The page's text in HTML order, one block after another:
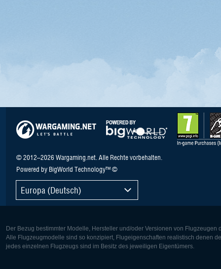
© 2012–2026 Wargaming.net. Alle Rechte vorbehalten.
Powered by BigWorld Technology™ ©
Europa (Deutsch)
Der Bezug bestimmter Modelle, Hersteller und/oder Versionen von
Alle Flugzeugmodelle sind so konzipiert, Flugeigenschaften realistisch denen
jedes einzelnen Flugzeugs sind im Besitz des jeweiligen Eigentümers.